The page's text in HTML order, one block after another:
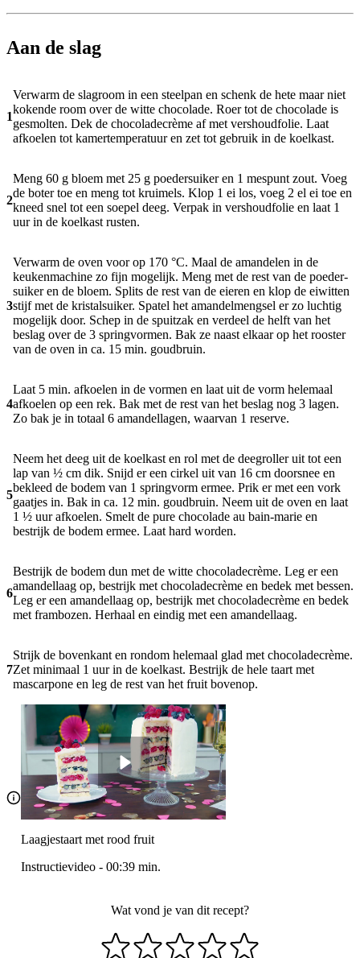
Aan de slag
1
Verwarm de slagroom in een steelpan en schenk de hete maar niet
kokende room over de witte chocolade. Roer tot de chocolade is
gesmolten. Dek de chocoladecrème af met vershoudfolie. Laat
afkoelen tot kamertemperatuur en zet tot gebruik in de koelkast.
2
Meng 60 g bloem met 25 g poedersuiker en 1 mespunt zout. Voeg
de boter toe en meng tot kruimels. Klop 1 ei los, voeg 2 el ei toe en
kneed snel tot een soepel deeg. Verpak in vershoudfolie en laat 1
uur in de koelkast rusten.
3
Verwarm de oven voor op 170 °C. Maal de amandelen in de
keukenmachine zo fijn mogelijk. Meng met de rest van de poeder­
suiker en de bloem. Splits de rest van de eieren en klop de eiwitten
stijf met de kristalsuiker. Spatel het amandelmengsel er zo luchtig
mogelijk door. Schep in de spuitzak en verdeel de helft van het
beslag over de 3 springvormen. Bak ze naast elkaar op het rooster
van de oven in ca. 15 min. goudbruin.
4
Laat 5 min. afkoelen in de vormen en laat uit de vorm helemaal
afkoelen op een rek. Bak met de rest van het beslag nog 3 lagen.
Zo bak je in totaal 6 amandellagen, waarvan 1 reserve.
5
Neem het deeg uit de koelkast en rol met de deegroller uit tot een
lap van ½ cm dik. Snijd er een cirkel uit van 16 cm doorsnee en
bekleed de bodem van 1 springvorm ermee. Prik er met een vork
gaatjes in. Bak in ca. 12 min. goudbruin. Neem uit de oven en laat
1 ½ uur afkoelen. Smelt de pure chocolade au bain-marie en
bestrijk de bodem ermee. Laat hard worden.
6
Bestrijk de bodem dun met de witte chocoladecrème. Leg er een
amandellaag op, bestrijk met chocoladecrème en bedek met bessen.
Leg er een amandellaag op, bestrijk met chocoladecrème en bedek
met frambozen. Herhaal en eindig met een amandellaag.
7
Strijk de bovenkant en rondom helemaal glad met chocoladecrème.
Zet minimaal 1 uur in de koelkast. Bestrijk de hele taart met
mascarpone en leg de rest van het fruit bovenop.
Laagjestaart met rood fruit
Instructievideo - 00:39 min.
Wat vond je van dit recept?